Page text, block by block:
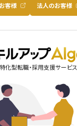
客様 法人のお客様
化型転職・採用支援サービス